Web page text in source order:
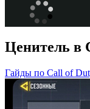
Ценитель в
Гайды по Call of